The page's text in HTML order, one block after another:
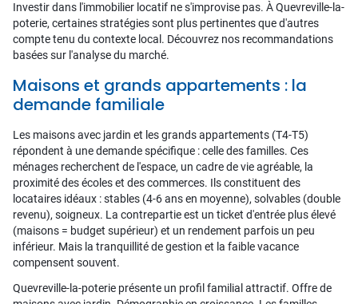
Investir dans l'immobilier locatif ne s'improvise pas. À Quevreville-la-
poterie, certaines stratégies sont plus pertinentes que d'autres
compte tenu du contexte local. Découvrez nos recommandations
basées sur l'analyse du marché.
Maisons et grands appartements : la
demande familiale
Les maisons avec jardin et les grands appartements (T4-T5)
répondent à une demande spécifique : celle des familles. Ces
ménages recherchent de l'espace, un cadre de vie agréable, la
proximité des écoles et des commerces. Ils constituent des
locataires idéaux : stables (4-6 ans en moyenne), solvables (double
revenu), soigneux. La contrepartie est un ticket d'entrée plus élevé
(maisons = budget supérieur) et un rendement parfois un peu
inférieur. Mais la tranquillité de gestion et la faible vacance
compensent souvent.
Quevreville-la-poterie présente un profil familial attractif. Offre de